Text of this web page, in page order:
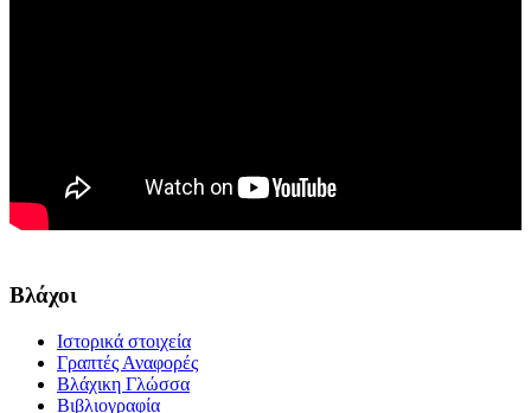
Βλάχοι
Ιστορικά στοιχεία
Γραπτές Αναφορές
Βλάχικη Γλώσσα
Βιβλιογραφία